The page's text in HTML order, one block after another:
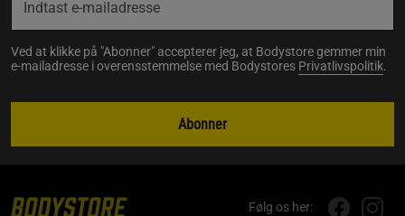
Ved at klikke på "Abonner" accepterer jeg, at Bodystore gemmer min
e-mailadresse i overensstemmelse med Bodystores Privatlivspolitik.
Abonner
Følg os her: